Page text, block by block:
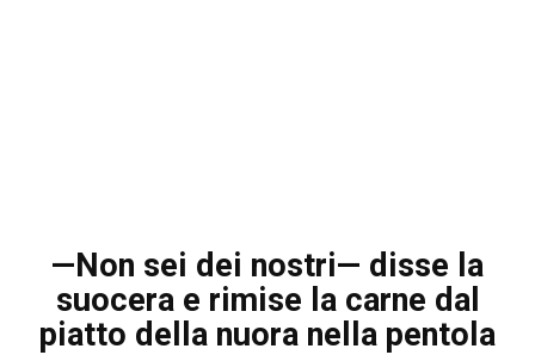
—Non sei dei nostri— disse la
suocera e rimise la carne dal
piatto della nuora nella pentola